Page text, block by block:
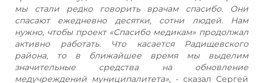
мы стали редко говорить врачам спасибо. Они
спасают ежедневно десятки, сотни людей. Нам
нужно, чтобы проект «Спасибо медикам» продолжал
активно работать. Что касается Радищевского
района, то в ближайшее время мы выделим
значительные средства на обновление
медучреждений муниципалитета», - сказал Сергей